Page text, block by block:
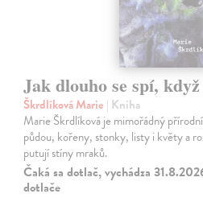
Jak dlouho se spí,
Škrdlíková Marie | Kniha
Marie Škrdlíková je mimořádný
půdou, kořeny, stonky, listy i květy a
putují stíny mraků.
Čaká sa dotlač, vychádza
dotlače